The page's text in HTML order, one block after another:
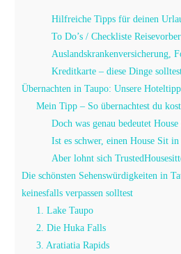
Hilfreiche Tipps für deinen
To Do’s / Checkliste
Auslandskrankenversicherung,
Kreditkarte – diese Dinge
Übernachten in Taupo: Unsere
Mein Tipp – So übernachtest du
Doch was genau bedeutet
Ist es schwer, einen House Sit
Aber lohnt sich
Die schönsten Sehenswürdigkeiten in
keinesfalls verpassen solltest
1. Lake Taupo
2. Die Huka Falls
3. Aratiatia Rapids